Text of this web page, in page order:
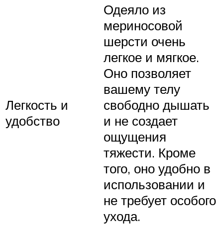
Легкость и
удобство
Одеяло из
мериносовой
шерсти очень
легкое и мягкое.
Оно позволяет
вашему телу
свободно дышать
и не создает
ощущения
тяжести. Кроме
того, оно удобно в
использовании и
не требует особого
ухода.